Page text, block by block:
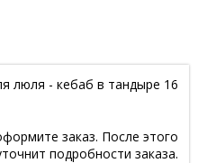
люля - кебаб в тандыре 16
заказ. После этого
подробности заказа.